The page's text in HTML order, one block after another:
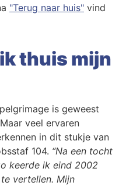
"Terug naar huis" vind
thuis mijn
is geweest
veel ervaren
in dit stukje van
104. “Na een tocht
keerde ik eind 2002
vertellen. Mijn